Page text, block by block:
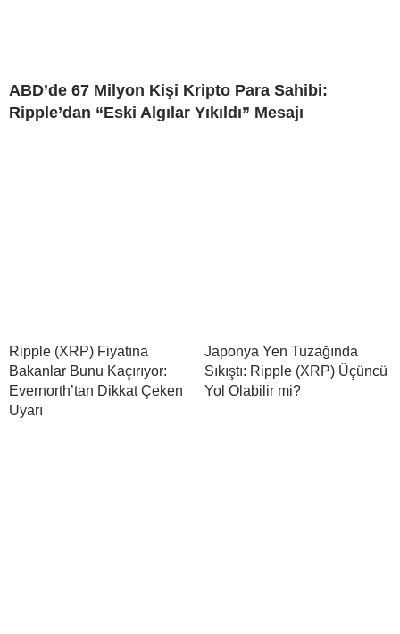
ABD’de 67 Milyon Kişi Kripto Para Sahibi:
Ripple’dan “Eski Algılar Yıkıldı” Mesajı
Ripple (XRP) Fiyatına
Bakanlar Bunu Kaçırıyor:
Evernorth’tan Dikkat Çeken
Uyarı
Japonya Yen Tuzağında
Sıkıştı: Ripple (XRP) Üçüncü
Yol Olabilir mi?